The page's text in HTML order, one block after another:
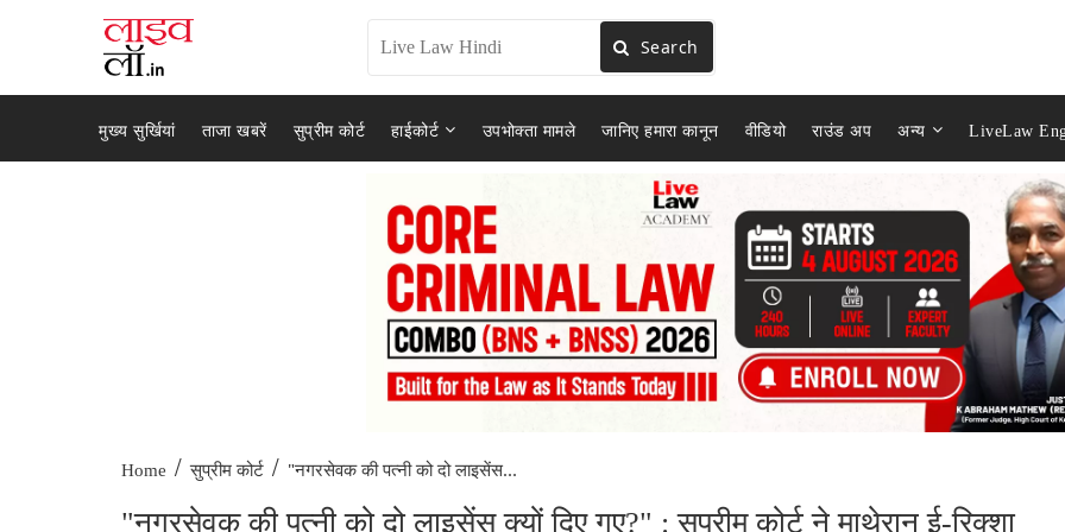
Search
मुख्य सुर्खियां ताजा खबरें सुप्रीम कोर्ट हाईकोर्ट उपभोक्ता मामले जानिए हमारा कानून वीडियो राउंड अप अन्य LiveLaw
Home / सुप्रीम कोर्ट / "नगरसेवक की पत्नी को दो लाइसेंस...
"नगरसेवक की पत्नी को दो लाइसेंस क्यों दिए गए?" : सुप्रीम कोर्ट ने माथेरान ई-रिक्शा